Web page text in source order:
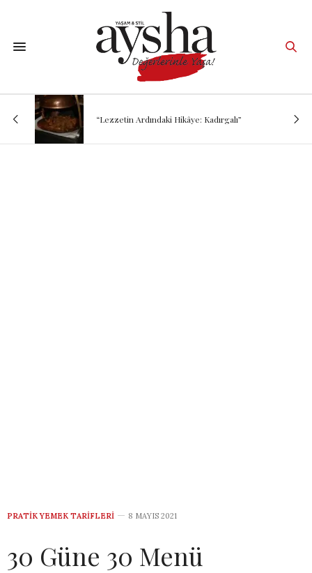
“Lezzetin Ardındaki Hikâye: Kadırgalı”
PRATIK YEMEK TARIFLERI 8 MAYIS 2021
30 Güne 30 Menü